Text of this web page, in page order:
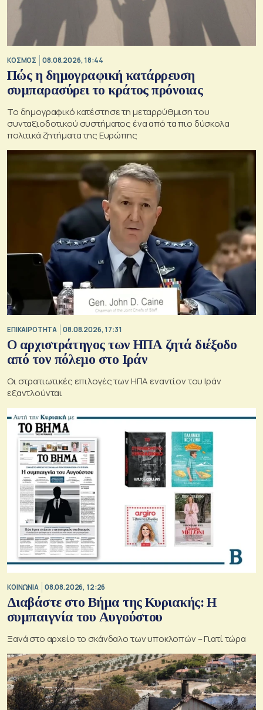
ΚΟΣΜΟΣ 08.08.2026, 18:44
Πώς η δημογραφική κατάρρευση
συμπαρασύρει το κράτος πρόνοιας
Το δημογραφικό κατέστησε τη μεταρρύθμιση του
συνταξιοδοτικού συστήματος ένα από τα πιο δύσκολα
πολιτικά ζητήματα της Ευρώπης
ΕΠΙΚΑΙΡΟΤΗΤΑ 08.08.2026, 17:31
Ο αρχιστράτηγος των ΗΠΑ ζητά διέξοδο
από τον πόλεμο στο Ιράν
Οι στρατιωτικές επιλογές των ΗΠΑ εναντίον του Ιράν
εξαντλούνται
ΚΟΙΝΩΝΙΑ 08.08.2026, 12:26
Διαβάστε στο Βήμα της Κυριακής: Η
συμπαιγνία του Αυγούστου
Ξανά στο αρχείο το σκάνδαλο των υποκλοπών – Γιατί τώρα